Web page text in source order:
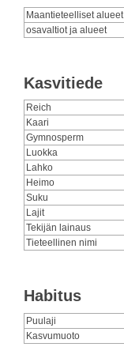
Maantieteelliset alueet
osavaltiot ja alueet
Kasvitiede
Reich
Kaari
Gymnosperm
Luokka
Lahko
Heimo
Suku
Lajit
Tekijän lainaus
Tieteellinen nimi
Habitus
Puulaji
Kasvumuoto